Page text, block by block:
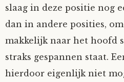
Lani
Nyncke
Rozemarijn
slaag in deze positie nog
dan in andere posities,
makkelijk naar het hoofd
straks gespannen staat.
hierdoor eigenlijk niet